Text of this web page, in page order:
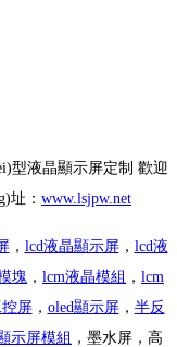
型液晶顯示屏定制 歡迎
址： www.lsjpw.net
， lcd液晶顯示屏， lcd液
塊 ， lcm液晶模組 ， lcm
屏， oled顯示屏， 半反
示屏模組 ， 墨水屏，高